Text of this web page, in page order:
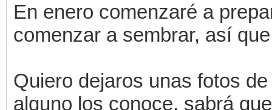
En enero comenzaré a
comenzar a sembrar, así
Quiero dejaros unas fotos
alguno los conoce, sabrá